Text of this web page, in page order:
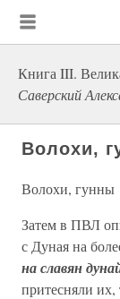
Книга III.
Саверский
Волохи,
Волохи, гунны
Затем в ПВЛ
с Дуная на
на славян
притесняли